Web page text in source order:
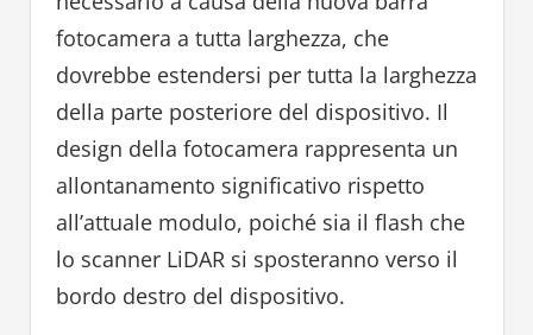
fotocamera a tutta larghezza, che
dovrebbe estendersi per tutta la larghezza
della parte posteriore del dispositivo. Il
design della fotocamera rappresenta un
allontanamento significativo rispetto
all’attuale modulo, poiché sia il flash che
lo scanner LiDAR si sposteranno verso il
bordo destro del dispositivo.